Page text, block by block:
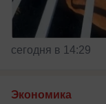
сегодня в 14:29
Экономика